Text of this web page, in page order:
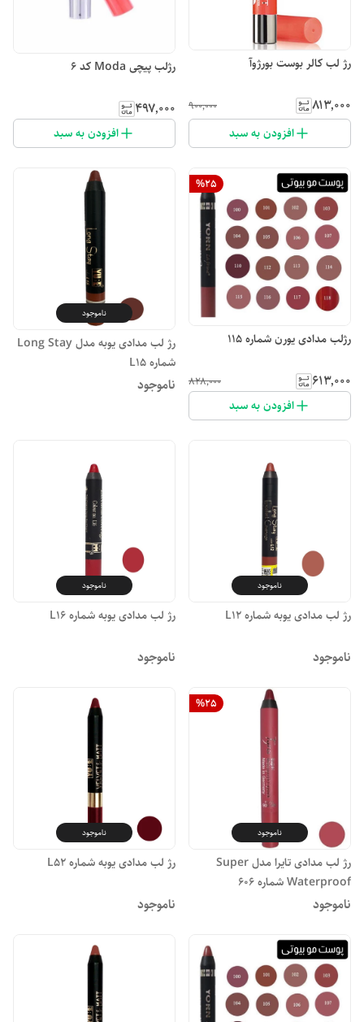
رژ لب کالر بوست بورژوآ
۸۱۳٬۰۰۰ ۹۰۰٬۰۰۰
افزودن به سبد
رژلب پیچی Moda کد 6
۴۹۷٬۰۰۰
افزودن به سبد
%25
رژلب مدادی یورن شماره 115
۶۱۳٬۰۰۰ ۸۲۸٬۰۰۰
افزودن به سبد
ناموجود
رژ لب مدادی یوبه مدل Long Stay
شماره L15
ناموجود
ناموجود
رژ لب مدادی یوبه شماره L12
ناموجود
ناموجود
رژ لب مدادی یوبه شماره L16
ناموجود
%25
ناموجود
رژ لب مدادی تایرا مدل Super
Waterproof شماره 606
ناموجود
ناموجود
رژ لب مدادی یوبه شماره L52
ناموجود